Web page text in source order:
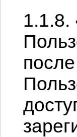
1.1.8.